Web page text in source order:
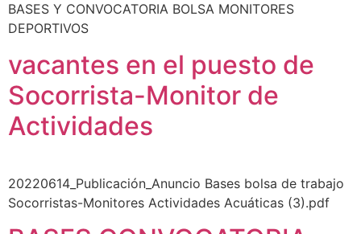
BASES Y CONVOCATORIA BOLSA MONITORES
DEPORTIVOS
vacantes en el puesto de
Socorrista-Monitor de
Actividades
20220614_Publicación_Anuncio Bases bolsa de trabajo
Socorristas-Monitores Actividades Acuáticas (3).pdf